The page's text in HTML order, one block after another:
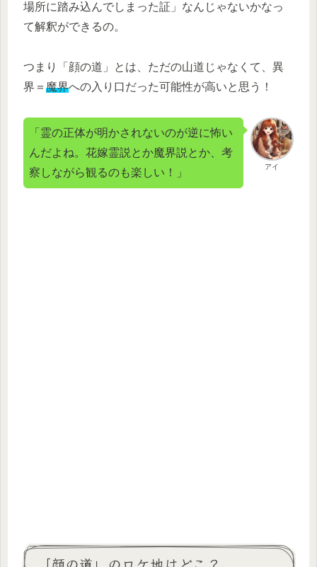
場所に踏み込んでしまった証」なんじゃないかなっ
て解釈ができるの。
つまり「顔の道」とは、ただの山道じゃなくて、異
界＝ 魔界への入り口だった可能性が高いと思う！
アイ
「霊の正体が明かされないのが逆に怖い
んだよね。花嫁霊説とか魔界説とか、考
察しながら観るのも楽しい！」